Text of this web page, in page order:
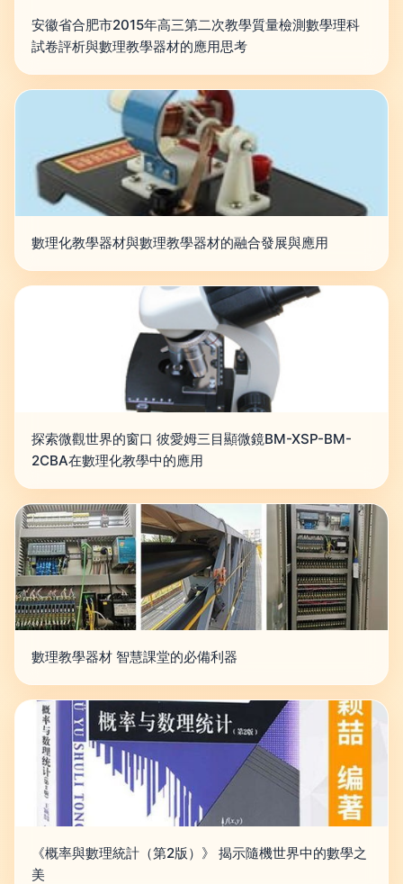
安徽省合肥市2015年高三第二次教學質量檢測數學理科
試卷評析與數理教學器材的應用思考
數理化教學器材與數理教學器材的融合發展與應用
探索微觀世界的窗口 彼愛姆三目顯微鏡BM-XSP-BM-
2CBA在數理化教學中的應用
數理教學器材 智慧課堂的必備利器
《概率與數理統計（第2版）》 揭示隨機世界中的數學之
美